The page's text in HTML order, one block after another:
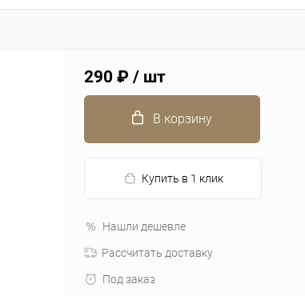
290 ₽ / шт
В корзину
Купить в 1 клик
Нашли дешевле
Рассчитать доставку
Под заказ